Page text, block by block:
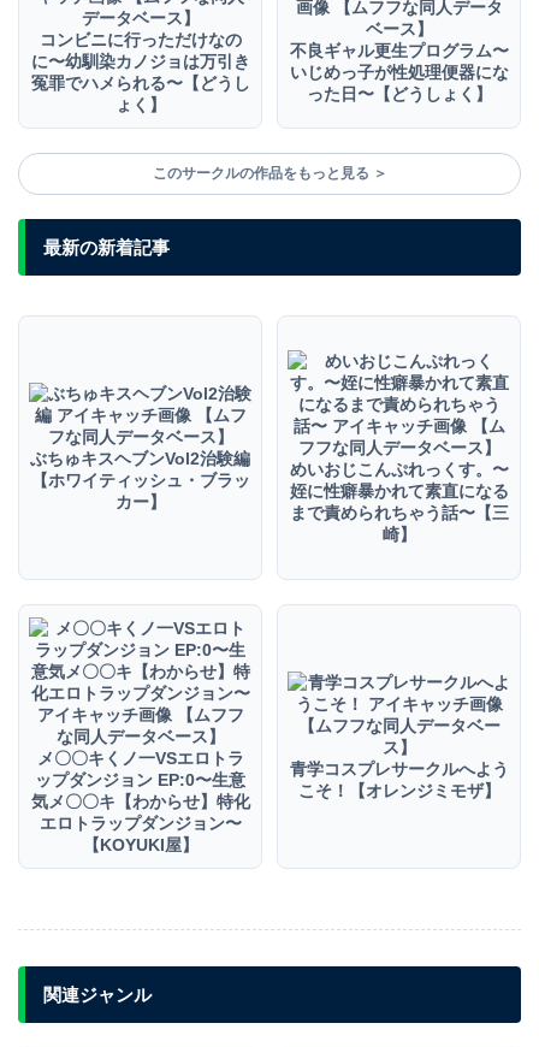
コンビニに行っただけなの
に〜幼馴染カノジョは万引き
冤罪でハメられる〜【どうし
ょく】
不良ギャル更生プログラム〜
いじめっ子が性処理便器にな
った日〜【どうしょく】
このサークルの作品をもっと見る ＞
最新の新着記事
ぶちゅキスヘブンVol2治験編
【ホワイティッシュ・ブラッ
カー】
めいおじこんぷれっくす。〜
姪に性癖暴かれて素直になる
まで責められちゃう話〜【三
崎】
メ〇〇キくノ一VSエロトラ
ップダンジョン EP:0〜生意
気メ〇〇キ【わからせ】特化
エロトラップダンジョン〜
【KOYUKI屋】
青学コスプレサークルへよう
こそ！【オレンジミモザ】
関連ジャンル